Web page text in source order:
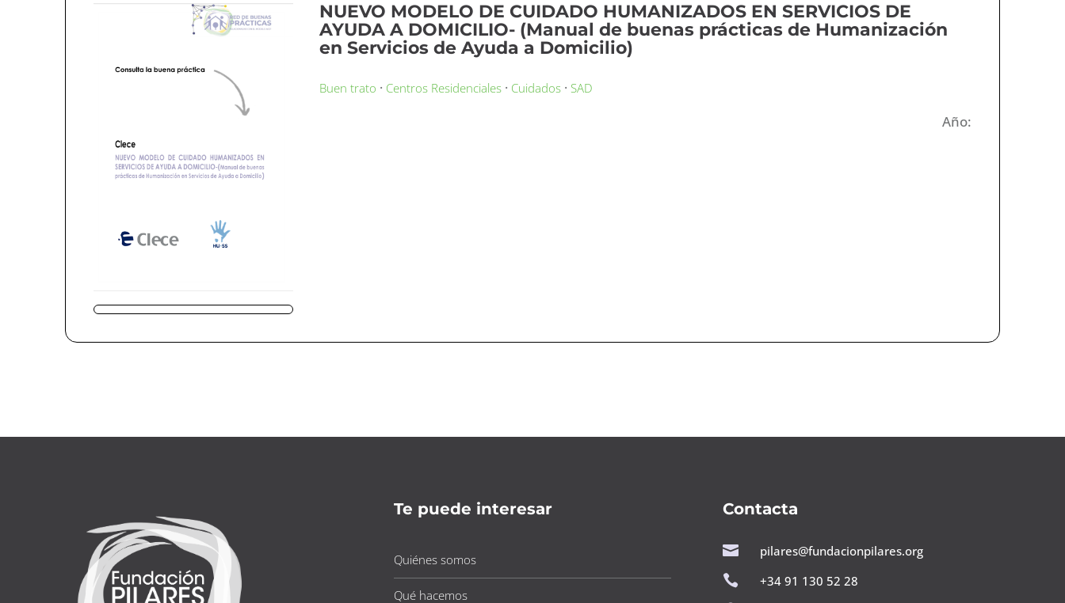
NUEVO MODELO DE CUIDADO HUMANIZADOS EN SERVICIOS DE
AYUDA A DOMICILIO- (Manual de buenas prácticas de Humanización
en Servicios de Ayuda a Domicilio)
Buen trato · Centros Residenciales · Cuidados · SAD
Año:
Te puede interesar
Quiénes somos
Qué hacemos
Contacta

pilares@fundacionpilares.org

+34 91 130 52 28